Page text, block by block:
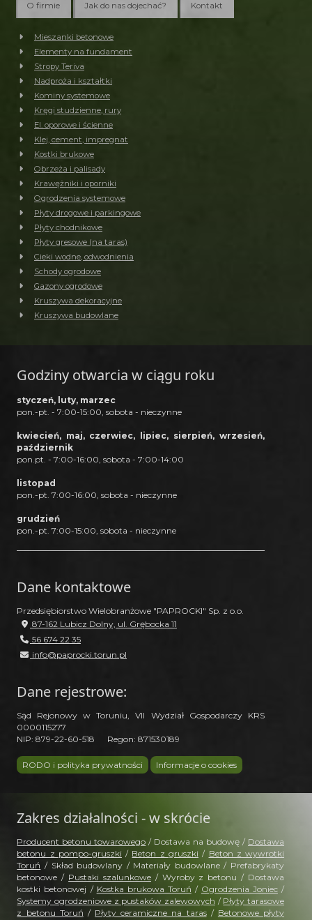
O firmie Jak do nas dojechać? Kontakt
Mieszanki betonowe
Elementy na fundament
Stropy Teriva
Nadproża i kształtki
Kominy systemowe
Kręgi studzienne, rury
El. oporowe i ścienne
Klej, cement, impregnat
Kostki brukowe
Obrzeża i palisady
Krawężniki i oporniki
Ogrodzenia systemowe
Płyty drogowe i parkingowe
Płyty chodnikowe
Płyty gresowe (na taras)
Cieki wodne, odwodnienia
Schody ogrodowe
Gazony ogrodowe
Kruszywa dekoracyjne
Kruszywa budowlane
Godziny otwarcia w ciągu roku
styczeń, luty, marzec
pon.-pt. - 7:00-15:00, sobota - nieczynne
kwiecień, maj, czerwiec, lipiec, sierpień, wrzesień,
październik
pon.pt. - 7:00-16:00, sobota - 7:00-14:00
listopad
pon.-pt. 7:00-16:00, sobota - nieczynne
grudzień
pon.-pt. 7:00-15:00, sobota - nieczynne
Dane kontaktowe
Przedsiębiorstwo Wielobranżowe "PAPROCKI" Sp. z o.o.
87-162 Lubicz Dolny, ul. Grębocka 11
56 674 22 35
info@paprocki.torun.pl
Dane rejestrowe:
Sąd Rejonowy w Toruniu, VII Wydział Gospodarczy KRS
0000115277
NIP: 879-22-60-518 Regon: 871530189
RODO i polityka prywatności Informacje o cookies
Zakres działalności - w skrócie
Producent betonu towarowego / Dostawa na budowę / Dostawa
betonu z pompo-gruszki / Beton z gruszki / Beton z wywrotki
Toruń / Skład budowlany / Materiały budowlane / Prefabrykaty
betonowe / Pustaki szalunkowe/ Wyroby z betonu / Dostawa
kostki betonowej / Kostka brukowa Toruń / Ogrodzenia Joniec/
Systemy ogrodzeniowe z pustaków zalewowych / Płyty tarasowe
z betonu Toruń / Płyty ceramiczne na taras/ Betonowe płyty